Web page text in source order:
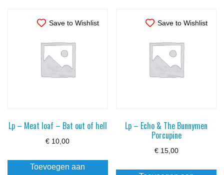
Save to Wishlist
Lp – Meat loaf – Bat out of hell
€ 10,00
Toevoegen aan
Save to Wishlist
Lp – Echo & The Bunnymen
Porcupine
€15,00